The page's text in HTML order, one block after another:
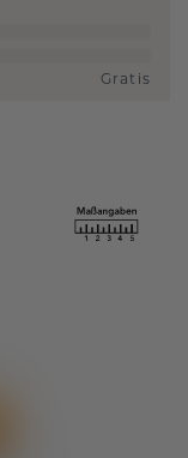
Gratis